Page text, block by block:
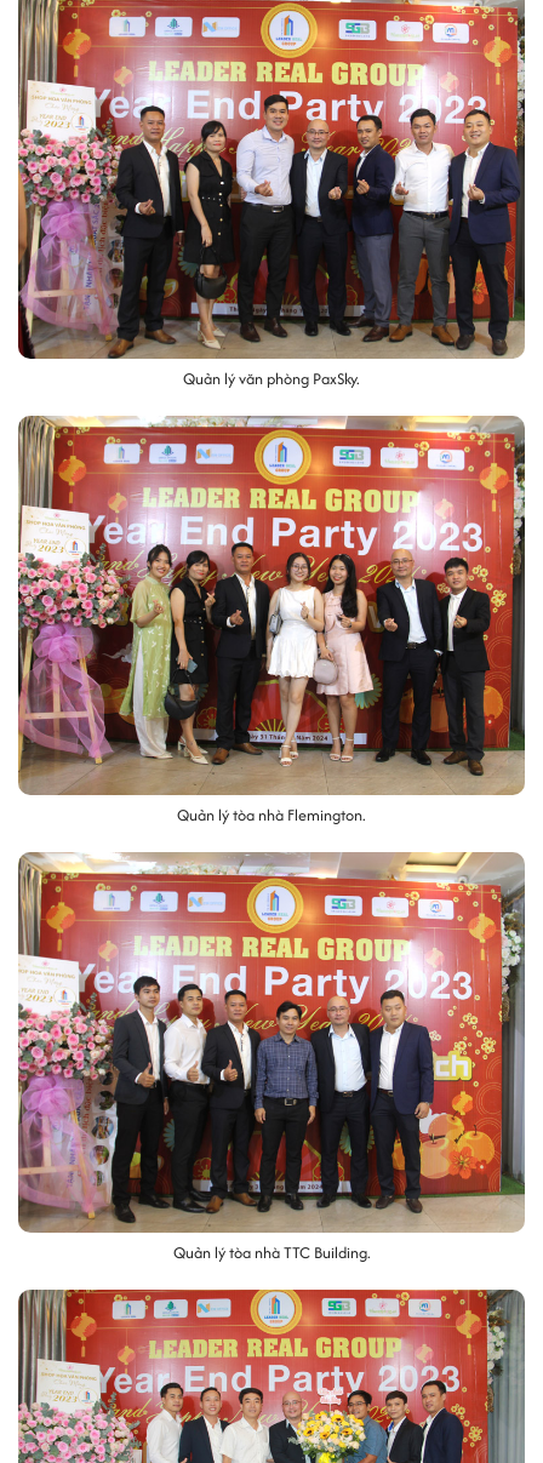
Quản lý văn phòng PaxSky.
Quản lý tòa nhà ​Flemington.
Quản lý tòa nhà TTC Building.